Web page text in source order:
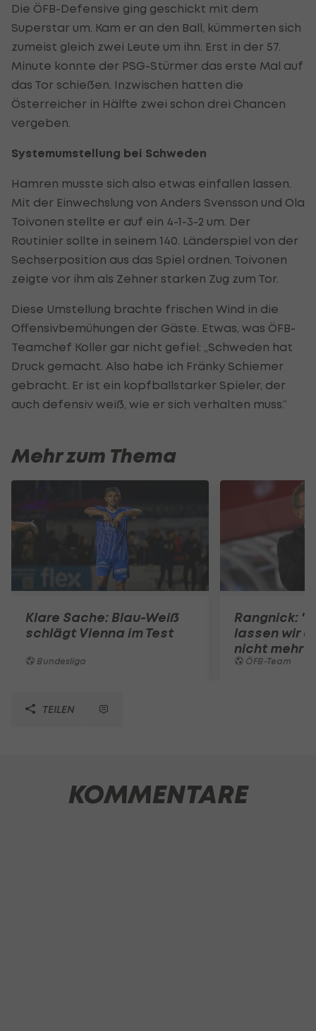
Die ÖFB-Defensive ging geschickt mit dem
Superstar um. Kam er an den Ball, kümmerten sich
zumeist gleich zwei Leute um ihn. Erst in der 57.
Minute konnte der PSG-Stürmer das erste Mal auf
das Tor schießen. Inzwischen hatten die
Österreicher in Hälfte zwei schon drei Chancen
vergeben.
Systemumstellung bei Schweden
Hamren musste sich also etwas einfallen lassen.
Mit der Einwechslung von Anders Svensson und Ola
Toivonen stellte er auf ein 4-1-3-2 um. Der
Routinier sollte in seinem 140. Länderspiel von der
Sechserposition aus das Spiel ordnen. Toivonen
zeigte vor ihm als Zehner starken Zug zum Tor.
Diese Umstellung brachte frischen Wind in die
Offensivbemühungen der Gäste. Etwas, was ÖFB-
Teamchef Koller gar nicht gefiel: „Schweden hat
Druck gemacht. Also habe ich Fränky Schiemer
gebracht. Er ist ein kopfballstarker Spieler, der
auch defensiv weiß, wie er sich verhalten muss.“
Mehr zum Thema
Klare Sache: Blau-Weiß
schlägt Vienna im Test
Bundesliga
Rangnick:
lassen wir
nicht mehr
ÖFB-Team
TEILEN
KOMMENTARE